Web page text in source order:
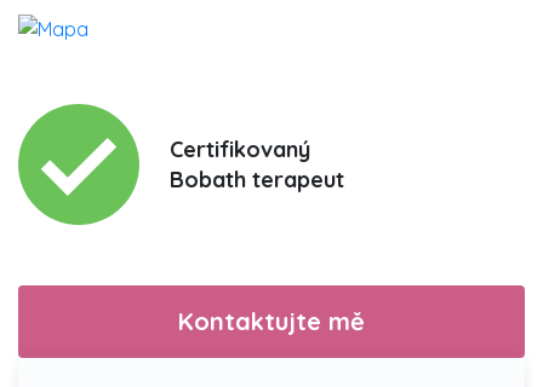
Certifikovaný
Bobath terapeut
Kontaktujte mě